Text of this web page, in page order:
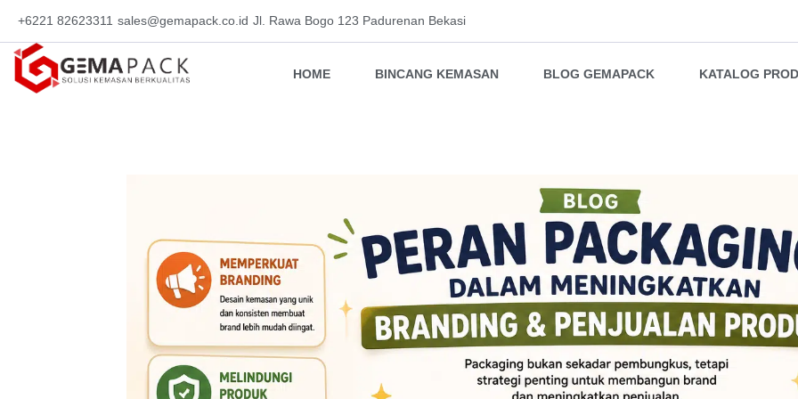
+6221 82623311 sales@gemapack.co.id Jl. Rawa Bogo 123 Padurenan Bekasi
HOME BINCANG KEMASAN BLOG GEMAPACK KATALOG